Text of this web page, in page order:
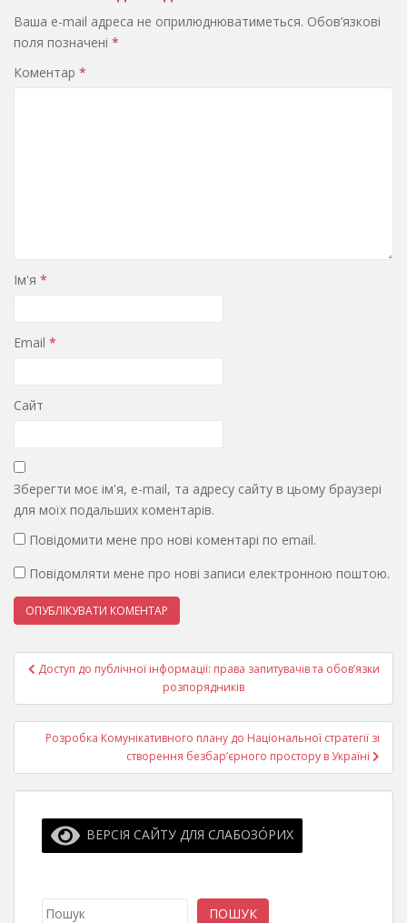
Ваша e-mail адреса не оприлюднюватиметься. Обов’язкові
поля позначені *
Коментар *
Ім'я *
Email *
Сайт
Зберегти моє ім'я, e-mail, та адресу сайту в цьому браузері
для моїх подальших коментарів.
Повідомити мене про нові коментарі по email.
Повідомляти мене про нові записи електронною поштою.
Навігація
Доступ до публічної інформації: права запитувачів та обов’язки
розпорядників
Розробка Комунікативного плану до Національної стратегії зі
створення безбар’єрного простору в Україні
ВЕРСІЯ САЙТУ ДЛЯ СЛАБОЗО́РИХ
Пошук ПОШУК